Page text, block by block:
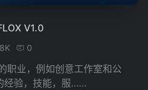
V1.0
0
职业，例如创意工作室和公
经验，技能，服……